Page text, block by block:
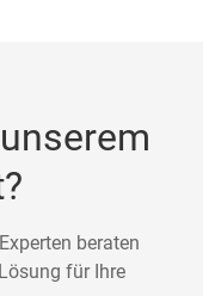
beraten
für Ihre